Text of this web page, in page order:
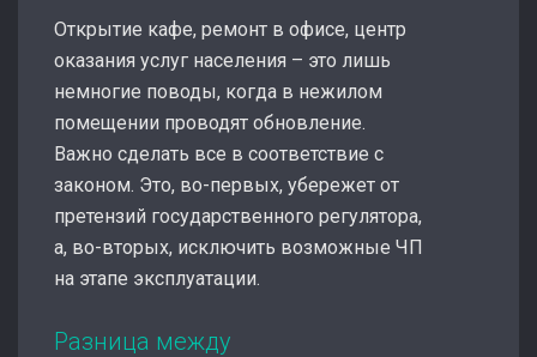
Открытие кафе, ремонт в офисе, центр
оказания услуг населения – это лишь
немногие поводы, когда в нежилом
помещении проводят обновление.
Важно сделать все в соответствие с
законом. Это, во-первых, убережет от
претензий государственного регулятора,
а, во-вторых, исключить возможные ЧП
на этапе эксплуатации.
Разница между